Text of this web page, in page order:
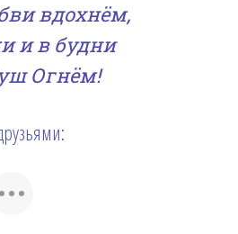
вдохнём,
и в будни
Огнём!